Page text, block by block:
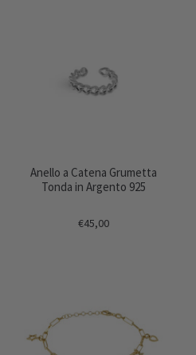
Anello a Catena Grumetta
Tonda in Argento 925
€45,00